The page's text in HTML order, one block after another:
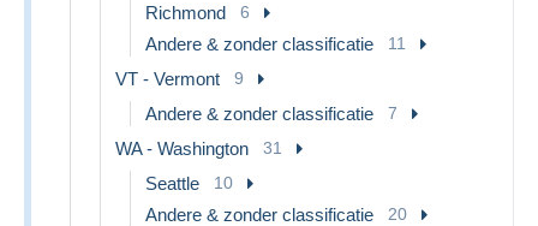
Richmond 6
Andere & zonder classificatie 11
VT - Vermont 9
Andere & zonder classificatie 7
WA - Washington 31
Seattle 10
Andere & zonder classificatie 20